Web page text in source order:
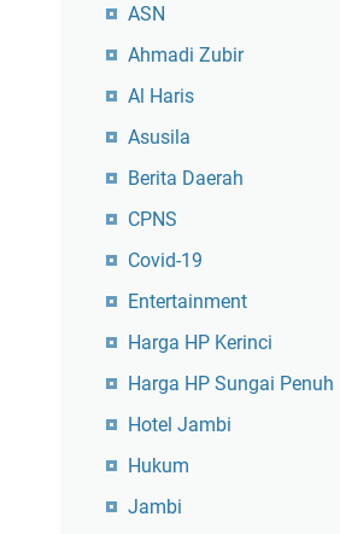
ASN
Ahmadi Zubir
Al Haris
Asusila
Berita Daerah
CPNS
Covid-19
Entertainment
Harga HP Kerinci
Harga HP Sungai Penuh
Hotel Jambi
Hukum
Jambi